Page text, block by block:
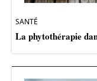
SANTÉ
La phytothérapie